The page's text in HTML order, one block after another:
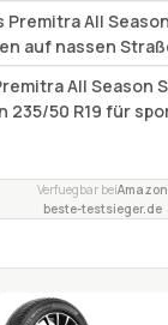
All
auf nassen
All Season
235/50 R19 für
Verfuegbar beiAmazon
beste-testsieger.de